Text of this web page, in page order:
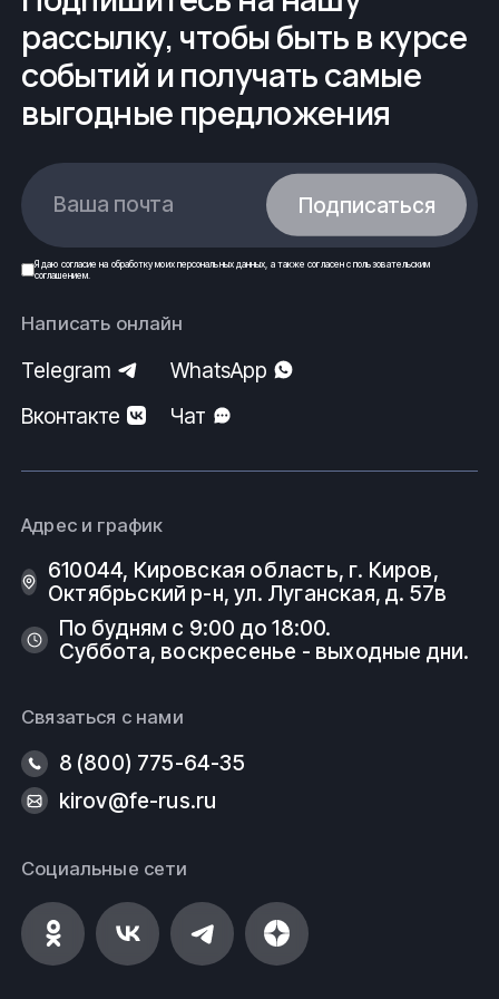
рассылку, чтобы быть в курсе
событий и получать самые
выгодные предложения
Ваша почта Подписаться
Я даю согласие на обработку моих персональных данных , а также согласен спользовательским
соглашением.
Написать онлайн
Telegram
WhatsApp
Вконтакте
Чат
Адрес и график
610044, Кировская область, г. Киров, ​
Октябрьский р-н, ​ул. Луганская, д. 57в
По будням с 9:00 до 18:00.
Суббота, воскресенье - выходные дни.
Связаться с нами
8 (800) 775-64-35
kirov@fe-rus.ru
Социальные сети